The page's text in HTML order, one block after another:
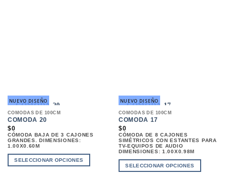
NUEVO DISEÑO
COMODAS DE 100CM
COMODA 20
$0
CÓMODA BAJA DE 3 CAJONES
GRANDES. DIMENSIONES:
1.00X0.60M
SELECCIONAR OPCIONES
NUEVO DISEÑO
COMODAS DE 100CM
COMODA 17
$0
CÓMODA DE 8 CAJONES
SIMÉTRICOS CON ESTANTES PARA
TV-EQUIPOS DE AUDIO
DIMENSIONES: 1.00X0.98M
SELECCIONAR OPCIONES